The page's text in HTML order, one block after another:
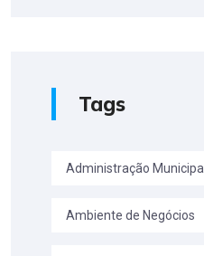
Tags
Administração Municipal
Ambiente de Negócios